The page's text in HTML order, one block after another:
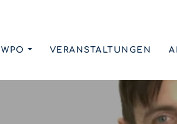
WPO VERANSTALTUNGEN